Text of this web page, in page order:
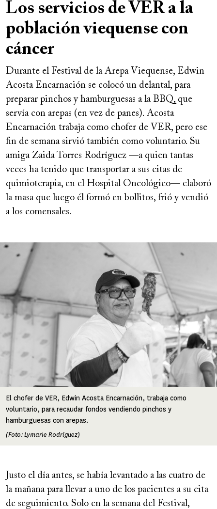
Los servicios de VER a la
población viequense con
cáncer
Durante el Festival de la Arepa Viequense, Edwin
Acosta Encarnación se colocó un delantal, para
preparar pinchos y hamburguesas a la BBQ, que
servía con arepas (en vez de panes). Acosta
Encarnación trabaja como chofer de VER, pero ese
fin de semana sirvió también como voluntario. Su
amiga Zaida Torres Rodríguez —a quien tantas
veces ha tenido que transportar a sus citas de
quimioterapia, en el Hospital Oncológico— elaboró
la masa que luego él formó en bollitos, frió y vendió
a los comensales.
Image
El chofer de VER, Edwin Acosta Encarnación, trabaja como
voluntario, para recaudar fondos vendiendo pinchos y
hamburguesas con arepas.
(Foto: Lymarie Rodríguez)
Justo el día antes, se había levantado a las cuatro de
la mañana para llevar a uno de los pacientes a su cita
de seguimiento. Solo en la semana del Festival,